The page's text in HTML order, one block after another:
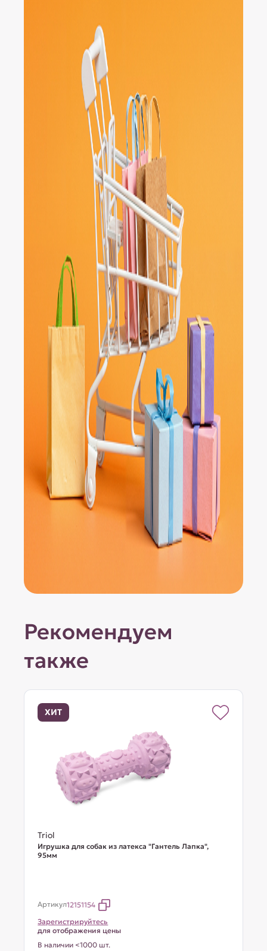
Рекомендуем
также
ХИТ
Triol
Игрушка для собак из латекса "Гантель Лапка",
95мм
Артикул12151154
Зарегистрируйтесь
для отображения цены
В наличии <1000 шт.